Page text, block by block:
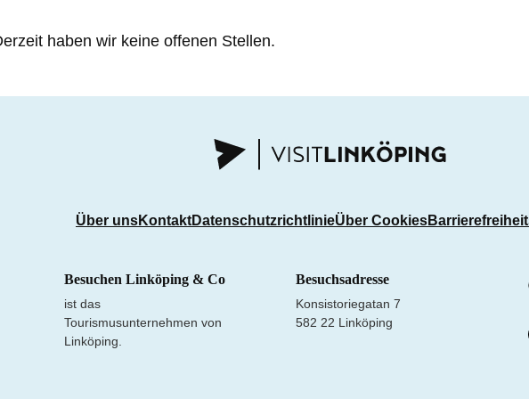
haben wir keine offenen Stellen.
Über unsKontaktDatenschutzrichtlinieÜber Cookies
Besuchen Linköping & Co
ist das
Tourismusunternehmen von
Linköping.
Besuchsadresse
Konsistoriegatan 7
582 22 Linköping